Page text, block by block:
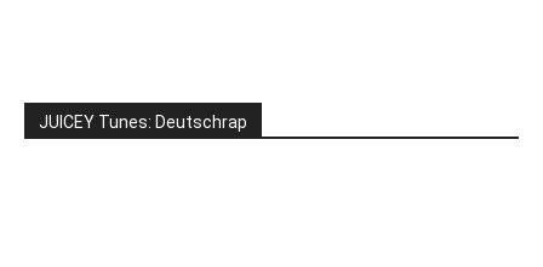
JUICEY Tunes: Deutschrap